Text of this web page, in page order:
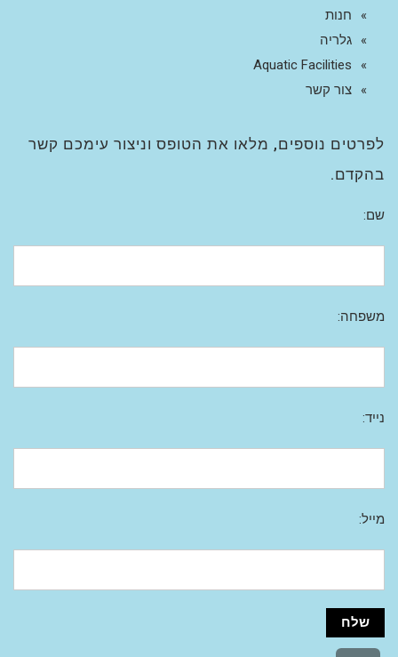
חנות
גלריה
Aquatic Facilities
צור קשר
לפרטים נוספים, מלאו את הטופס וניצור עימכם קשר
בהקדם.
שם:
משפחה:
נייד:
מייל: